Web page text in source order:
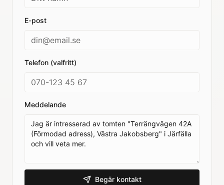
E-post
Telefon (valfritt)
Meddelande
Begär kontakt